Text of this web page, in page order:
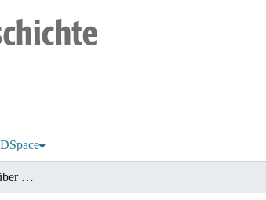
🎬 Video 2: Nji Nchare über Erfindungen König Ibrahim Njoyas